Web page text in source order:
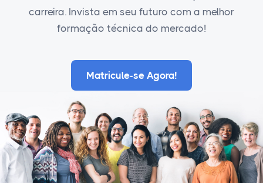
carreira. Invista em seu futuro com a melhor
formação técnica do mercado!
Matricule-se Agora!